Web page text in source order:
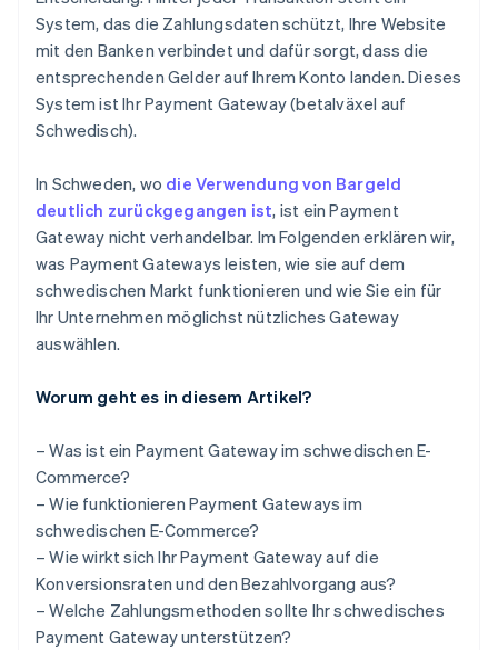
Klare Preisgestaltung ohne Überraschungen
Tools für Steuern und Buchhaltung
Ein Bezahlvorgang in Ihrem Branding
System, das die Zahlungsdaten schützt, Ihre Website
mit den Banken verbindet und dafür sorgt, dass die
entsprechenden Gelder auf Ihrem Konto landen. Dieses
System ist Ihr Payment Gateway (betalväxel auf
Schwedisch).
In Schweden, wo die Verwendung von Bargeld
deutlich zurückgegangen ist, ist ein Payment
Gateway nicht verhandelbar. Im Folgenden erklären wir,
was Payment Gateways leisten, wie sie auf dem
schwedischen Markt funktionieren und wie Sie ein für
Ihr Unternehmen möglichst nützliches Gateway
auswählen.
Worum geht es in diesem Artikel?
– Was ist ein Payment Gateway im schwedischen E-
Commerce?
– Wie funktionieren Payment Gateways im
schwedischen E-Commerce?
– Wie wirkt sich Ihr Payment Gateway auf die
Konversionsraten und den Bezahlvorgang aus?
– Welche Zahlungsmethoden sollte Ihr schwedisches
Payment Gateway unterstützen?